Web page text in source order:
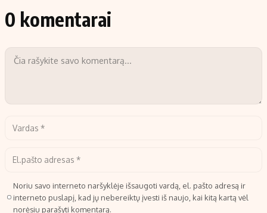
0 komentarai
Noriu savo interneto naršyklėje išsaugoti vardą, el. pašto adresą ir
interneto puslapį, kad jų nebereiktų įvesti iš naujo, kai kitą kartą vėl
norėsiu parašyti komentarą.